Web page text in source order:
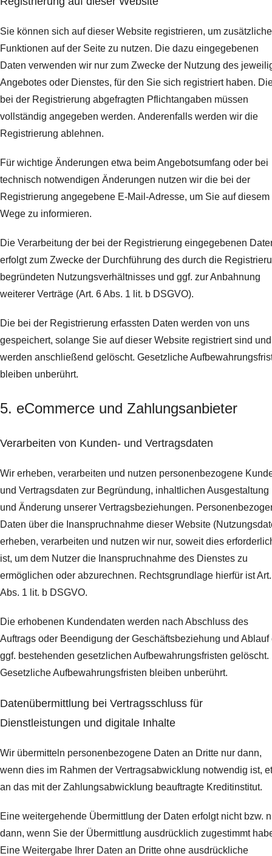
Sie können sich auf dieser Website registrieren, um zusätzliche
Funktionen auf der Seite zu nutzen. Die dazu eingegebenen
Daten verwenden wir nur zum Zwecke der Nutzung des
Angebotes oder Dienstes, für den Sie sich registriert haben.
bei der Registrierung abgefragten Pflichtangaben müssen
vollständig angegeben werden. Anderenfalls werden wir die
Registrierung ablehnen.
Für wichtige Änderungen etwa beim Angebotsumfang oder bei
technisch notwendigen Änderungen nutzen wir die bei der
Registrierung angegebene E-Mail-Adresse, um Sie auf diesem
Wege zu informieren.
Die Verarbeitung der bei der Registrierung eingegebenen
erfolgt zum Zwecke der Durchführung des durch die
begründeten Nutzungsverhältnisses und ggf. zur Anbahnung
weiterer Verträge (Art. 6 Abs. 1 lit. b DSGVO).
Die bei der Registrierung erfassten Daten werden von uns
gespeichert, solange Sie auf dieser Website registriert sind und
werden anschließend gelöscht. Gesetzliche
bleiben unberührt.
5. eCommerce und Zahlungs­anbieter
Verarbeiten von Kunden- und Vertragsdaten
Wir erheben, verarbeiten und nutzen personenbezogene
und Vertragsdaten zur Begründung, inhaltlichen Ausgestaltung
und Änderung unserer Vertragsbeziehungen.
Daten über die Inanspruchnahme dieser Website
erheben, verarbeiten und nutzen wir nur, soweit dies
ist, um dem Nutzer die Inanspruchnahme des Dienstes zu
ermöglichen oder abzurechnen. Rechtsgrundlage hierfür ist
Abs. 1 lit. b DSGVO.
Die erhobenen Kundendaten werden nach Abschluss des
Auftrags oder Beendigung der Geschäftsbeziehung und Ablauf
ggf. bestehenden gesetzlichen Aufbewahrungsfristen gelöscht.
Gesetzliche Aufbewahrungsfristen bleiben unberührt.
Daten­übermittlung bei Vertragsschluss für
Dienstleistungen und digitale Inhalte
Wir übermitteln personenbezogene Daten an Dritte nur dann,
wenn dies im Rahmen der Vertragsabwicklung notwendig ist,
an das mit der Zahlungsabwicklung beauftragte Kreditinstitut.
Eine weitergehende Übermittlung der Daten erfolgt nicht bzw.
dann, wenn Sie der Übermittlung ausdrücklich zugestimmt
Eine Weitergabe Ihrer Daten an Dritte ohne ausdrückliche